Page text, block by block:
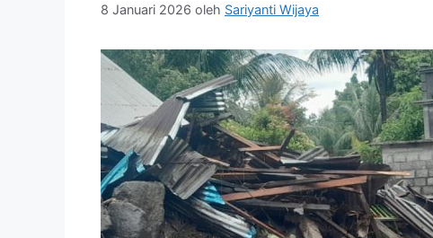
8 Januari 2026 oleh Sariyanti Wijaya